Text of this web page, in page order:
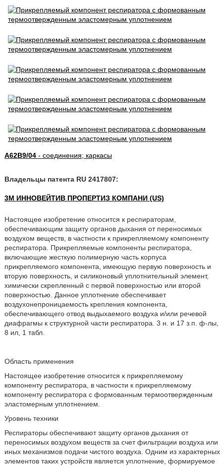
A62B9/04- соединения; каркасы
Владельцы патента RU 2417807:
3М ИННОВЕЙТИВ ПРОПЕРТИЗ КОМПАНИ (US)
Настоящее изобретение относится к респираторам,
обеспечивающим защиту органов дыхания от переносимых
воздухом веществ, в частности к прикрепляемому компоненту
респиратора. Прикрепляемые компоненты респиратора,
включающие жесткую полимерную часть корпуса
прикрепляемого компонента, имеющую первую поверхность и
вторую поверхность, и силиконовый уплотнительный элемент,
химически скрепленный с первой поверхностью или второй
поверхностью. Данное уплотнение обеспечивает
воздухонепроницаемость крепления компонента,
обеспечивающего отвод выдыхаемого воздуха и/или речевой
диафрагмы к структурной части респиратора. 3 н. и 17 з.п. ф-лы,
8 ил, 1 табл.
Область применения
Настоящее изобретение относится к прикрепляемому
компоненту респиратора, в частности к прикрепляемому
компоненту респиратора с формованным термоотвержденным
эластомерным уплотнением.
Уровень техники
Респираторы обеспечивают защиту органов дыхания от
переносимых воздухом веществ за счет фильтрации воздуха или
иных механизмов подачи чистого воздуха. Одним из характерных
элементов таких устройств является уплотнение, формируемое